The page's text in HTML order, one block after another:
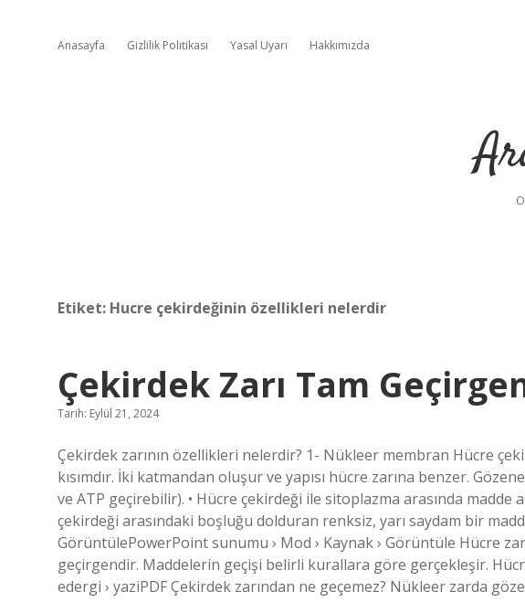
Anasayfa Gizlilik Politikası Yasal Uyarı Hakkımızda
Etiket: Hucre çekirdeğinin özellikleri nelerdir
Çekirdek Zarı Tam
Tarih: Eylül 21, 2024
Çekirdek zarının özellikleri nelerdir? 1- Nükleer membran Hücre
kısımdır. İki katmandan oluşur ve yapısı hücre zarına benzer.
ve ATP geçirebilir). • Hücre çekirdeği ile sitoplazma arasında madde
çekirdeği arasındaki boşluğu dolduran renksiz, yarı saydam bir
GörüntülePowerPoint sunumu › Mod › Kaynak › Görüntüle Hücre
geçirgendir. Maddelerin geçişi belirli kurallara göre gerçekleşir.
edergi › yaziPDF Çekirdek zarından ne geçemez? Nükleer zarda